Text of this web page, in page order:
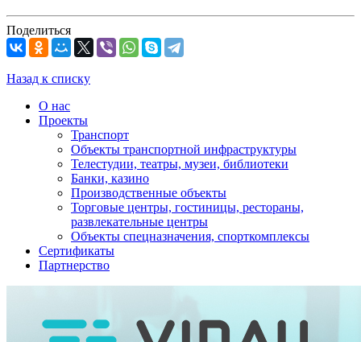
Поделиться
Назад к списку
О нас
Проекты
Транспорт
Объекты транспортной инфраструктуры
Телестудии, театры, музеи, библиотеки
Банки, казино
Производственные объекты
Торговые центры, гостиницы, рестораны,
развлекательные центры
Объекты спецназначения, спорткомплексы
Сертификаты
Партнерство